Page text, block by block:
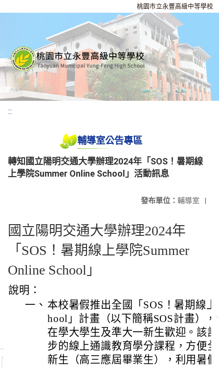
桃園市立永豐高級中等學校
:::
輔導室公告專區
轉知國立陽明交通大學辦理2024年「SOS！暑期線
上學院Summer Online School」活動訊息
發布單位： 輔導室 |
國立陽明交通大學辦理2024年
「SOS！暑期線上學院Summer
Online School」
說明：
一、 本校暑假推出全國「SOS！暑期線
hool」計畫（以下簡稱SOS計畫）
在學大學生及準大一新生歡迎。該
步的線上通識教育學分課程，方便
新生（高三應屆畢業生），利用暑